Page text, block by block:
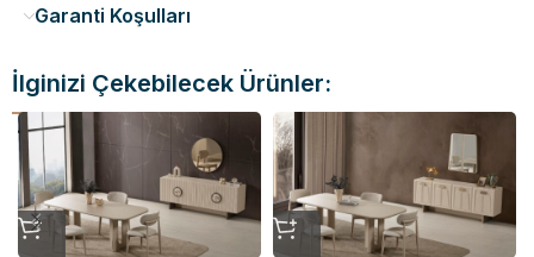
Garanti Koşulları
İlginizi Çekebilecek Ürünler: